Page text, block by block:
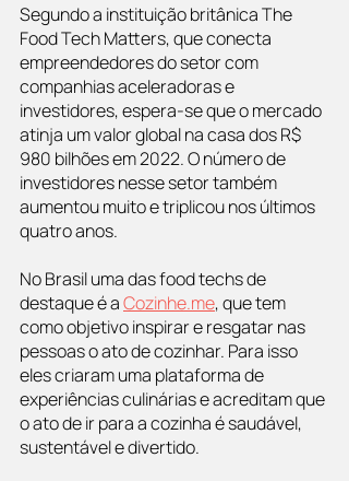
Segundo a instituição britânica The
Food Tech Matters, que conecta
empreendedores do setor com
companhias aceleradoras e
investidores, espera-se que o mercado
atinja um valor global na casa dos R$
980 bilhões em 2022. O número de
investidores nesse setor também
aumentou muito e triplicou nos últimos
quatro anos.
No Brasil uma das food techs de
destaque é a Cozinhe.me, que tem
como objetivo inspirar e resgatar nas
pessoas o ato de cozinhar. Para isso
eles criaram uma plataforma de
experiências culinárias e acreditam que
o ato de ir para a cozinha é saudável,
sustentável e divertido.